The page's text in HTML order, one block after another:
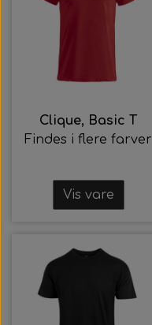
Clique, Basic T
Findes i flere farver
Vis vare